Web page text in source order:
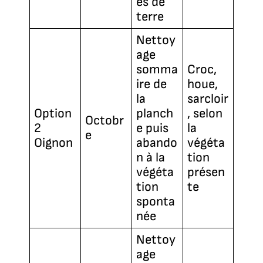
terre
Option
2
Oignon
Octobr
e
Nettoy
age
somma
ire de
la
planch
e puis
abando
n à la
végéta
tion
sponta
née
Croc,
houe,
sarcloir
, selon
la
végéta
tion
présen
te
Nettoy
age